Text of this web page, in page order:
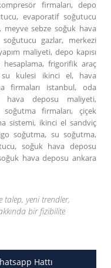
firmaları, depo
evaporatif soğutucu
sebze soğuk hava
gazlar, merkezi
maliyeti, depo kapısı
frigorifik araç
su kulesi ikinci el, hava
firmaları istanbul, oda
hava deposu maliyeti,
firmaları, çiçek
sistemi, ikinci el sandviç
soğutma, su soğutma,
soğuk hava deposu
hava deposu ankara
talep, yeni trendler,
bir fizibilite
Hattı